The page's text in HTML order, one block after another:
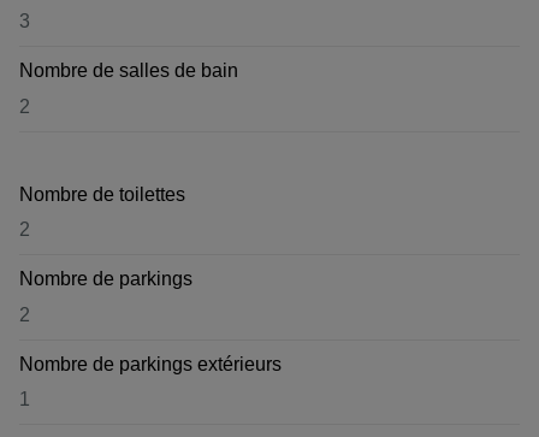
3
Nombre de salles de bain
2
Nombre de toilettes
2
Nombre de parkings
2
Nombre de parkings extérieurs
1